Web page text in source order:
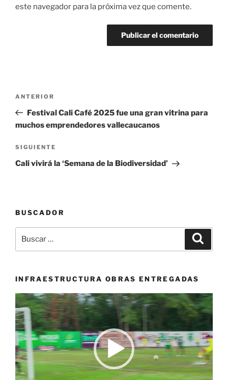
este navegador para la próxima vez que comente.
entradas
Entrada
anterior:
ANTERIOR
Festival Cali Café 2025 fue una gran vitrina para
muchos emprendedores vallecaucanos
Siguiente
entrada
SIGUIENTE
Cali vivirá la ‘Semana de la Biodiversidad’
BUSCADOR
por:
INFRAESTRUCTURA OBRAS ENTREGADAS
Reproductor
de
vídeo